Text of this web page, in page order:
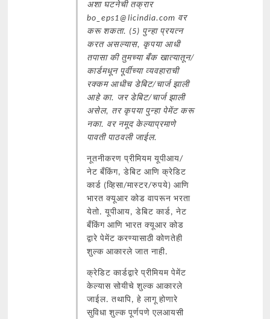
अशा घटनेची तक्रार
bo_eps1@licindia.com वर
करू शकता. (5) पुन्हा प्रयत्न
करत असल्यास, कृपया आधी
तपासा की तुमच्या बँक खात्यातून/
कार्डमधून पूर्वीच्या व्यवहाराची
रक्कम आधीच डेबिट/चार्ज झाली
आहे का. जर डेबिट/चार्ज झाली
असेल, तर कृपया पुन्हा पेमेंट करू
नका. वर नमूद केल्याप्रमाणे
पावती पाठवली जाईल.
नूतनीकरण प्रीमियम यूपीआय/
नेट बँकिंग, डेबिट आणि क्रेडिट
कार्ड (व्हिसा/मास्टर/रुपये) आणि
भारत क्यूआर कोड वापरून भरता
येतो. यूपीआय, डेबिट कार्ड, नेट
बँकिंग आणि भारत क्यूआर कोड
द्वारे पेमेंट करण्यासाठी कोणतेही
शुल्क आकारले जात नाही.
क्रेडिट कार्डद्वारे प्रीमियम पेमेंट
केल्यास सोयीचे शुल्क आकारले
जाईल. तथापि, हे लागू होणारे
सुविधा शुल्क पूर्णपणे एलआयसी